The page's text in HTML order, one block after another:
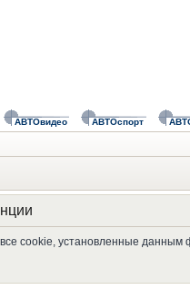
АВТОвидео АВТОспорт
cookie, установленные